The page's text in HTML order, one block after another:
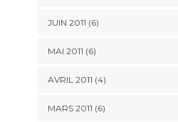
JUIN 2011 (6)
MAI 2011 (6)
AVRIL 2011 (4)
MARS 2011 (6)